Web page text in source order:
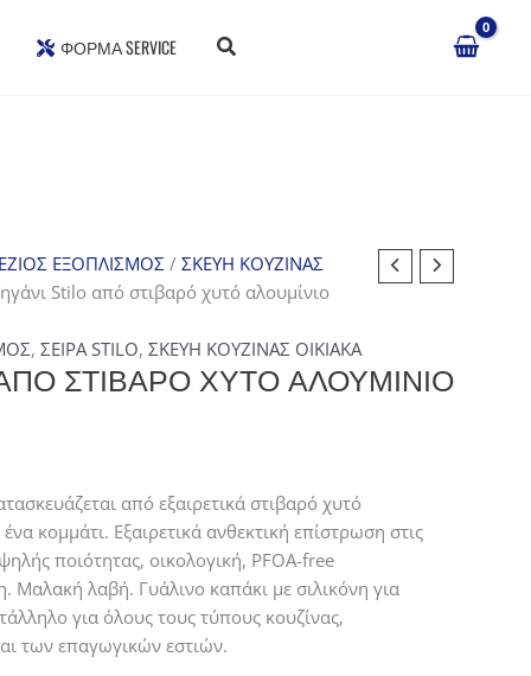
ΦΌΡΜΑ SERVICE
ΕΞΟΠΛΙΣΜΟΣ/ ΣΚΕΥΗ ΚΟΥΖΙΝΑΣ
Stilo από στιβαρό χυτό αλουμίνιο
, ΣΕΙΡΑ STILO, ΣΚΕΥΗ ΚΟΥΖΙΝΑΣ ΟΙΚΙΑΚΑ
ΑΠΌ ΣΤΙΒΑΡΌ ΧΥΤΌ ΑΛΟΥΜΊΝΙΟ
από εξαιρετικά στιβαρό χυτό
κομμάτι. Εξαιρετικά ανθεκτική επίστρωση στις
ποιότητας, οικολογική, PFOA-free
Μαλακή λαβή. Γυάλινο καπάκι με σιλικόνη για
για όλους τους τύπους κουζίνας,
των επαγωγικών εστιών.